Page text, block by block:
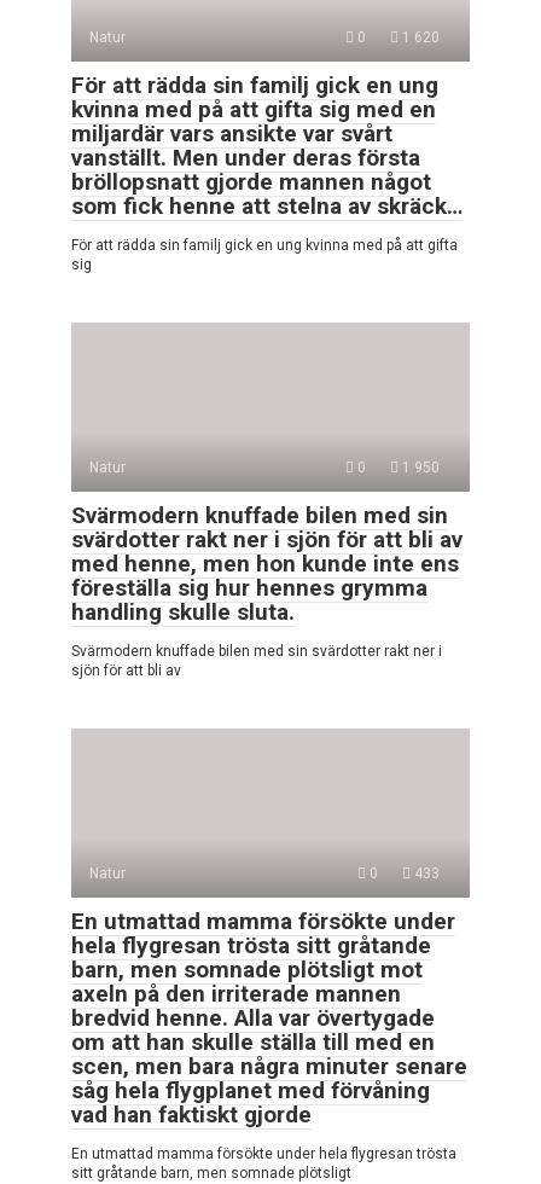
Natur 0 1 620
För att rädda sin familj gick en ung
kvinna med på att gifta sig med en
miljardär vars ansikte var svårt
vanställt. Men under deras första
bröllopsnatt gjorde mannen något
som fick henne att stelna av skräck…
För att rädda sin familj gick en ung kvinna med på att gifta
sig
Natur 0 1 950
Svärmodern knuffade bilen med sin
svärdotter rakt ner i sjön för att bli av
med henne, men hon kunde inte ens
föreställa sig hur hennes grymma
handling skulle sluta.
Svärmodern knuffade bilen med sin svärdotter rakt ner i
sjön för att bli av
Natur 0 433
En utmattad mamma försökte under
hela flygresan trösta sitt gråtande
barn, men somnade plötsligt mot
axeln på den irriterade mannen
bredvid henne. Alla var övertygade
om att han skulle ställa till med en
scen, men bara några minuter senare
såg hela flygplanet med förvåning
vad han faktiskt gjorde
En utmattad mamma försökte under hela flygresan trösta
sitt gråtande barn, men somnade plötsligt